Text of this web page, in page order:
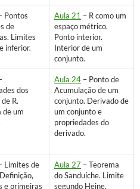
Pontos
de
Limites
inferior.
Aula 21 – R como um
espaço métrico.
Ponto interior.
Interior de um
conjunto.
dos
R.
de um
Aula 24 – Ponto de
Acumulação de um
conjunto. Derivado de
um conjunto e
propriedades do
derivado.
Limites de
e primeiras
Aula 27 – Teorema
do Sanduíche. Limite
segundo Heine.